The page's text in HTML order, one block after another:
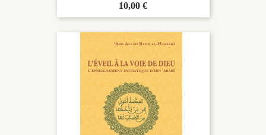
Prix
10,00 €